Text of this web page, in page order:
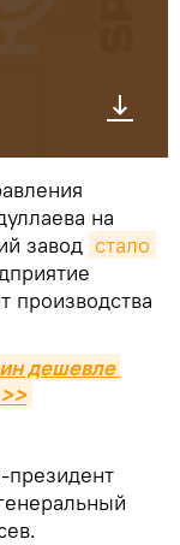
на
завод стало
производства
дешевле
президент